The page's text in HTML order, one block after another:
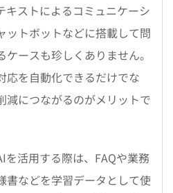
キストによるコミュニケーシ
ットボットなどに搭載して問
ースも珍しくありません。
応を自動化できるだけでな
減につながるのがメリットで
を活用する際は、FAQや業務
書などを学習データとして使